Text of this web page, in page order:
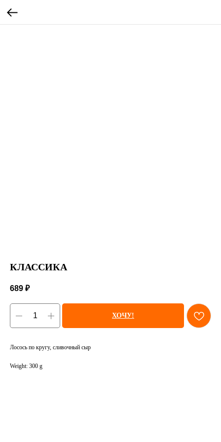
КЛАССИКА
689 ₽
ХОЧУ!
Лосось по кругу, сливочный сыр
Weight: 300 g